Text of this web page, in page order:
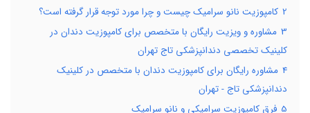
2 کامپوزیت نانو سرامیک چیست و چرا مورد توجه قرار گرفته است؟
3 مشاوره و ویزیت رایگان با متخصص برای کامپوزیت دندان در
کلینیک تخصصی دندانپزشکی تاج تهران
4 مشاوره رایگان برای کامپوزیت دندان با متخصص در کلینیک
دندانپزشکی تاج - تهران
5 فرق کامپوزیت سرامیکی و نانو سرامیک